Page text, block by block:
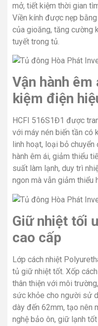
mở, tiết kiệm thời gian
Viền kính được nẹp
của gioăng, tăng cường
tuyết trong tủ.
Vận hành
kiệm điện
HCFI 516S1Đ1 được
với máy nén biến tần có
linh hoạt, loại bỏ
hành êm ái, giảm thiểu
suất làm lạnh, duy trì
ngon mà vẫn giảm thiểu
Giữ nhiệt tối
cao cấp
Lớp cách nhiệt
tủ giữ nhiệt tốt. Xốp
thân thiện với môi
sức khỏe cho người sử
dày đến 62mm, tạo nên
nghệ bảo ôn, giữ lạnh